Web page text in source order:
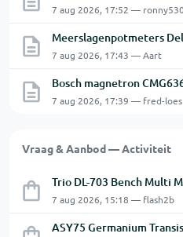
7 aug 2026, 17:52 — ronny530
Meerslagenpotmeters
7 aug 2026, 17:43 — Aart
7 aug 2026, 17:39 — fred-loes
Vraag & Aanbod — Activiteit
Trio DL-703 Bench Multi
7 aug 2026, 15:18 — flash2b
ASY75 Germanium